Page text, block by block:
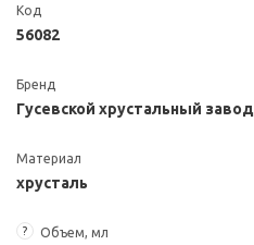
Код
56082
Бренд
Гусевской хрустальный завод
Материал
хрусталь
? Объем, мл